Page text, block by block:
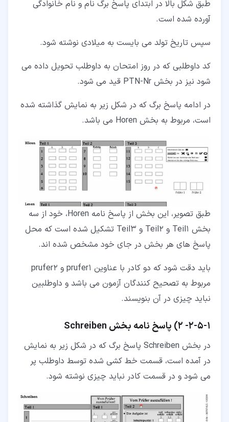
طبق شکل بالا در ابتدای پاسخ برگ نام و نام خانوادگی
آورده شده است.
سپس تاریخ تولد می بایست به میلادی نوشته شود.
کد داوطلبی که در روز امتحان به داوطلب تحویل داده می
شود نیز در بخش PTN-Nr قید می شود.
در ادامه پاسخ برگ که در شکل زیر به نمایش گذاشته شده
است، مربوط به بخش Horen می باشد.
طبق تصویر، این بخش از پاسخ نامه Horen، خود از سه
بخش Teil1 و Teil2 و Teil3 تشکیل شده است که محل
پاسخ های هر بخش در جای خود مشخص شده اند.
باید دقت شود که دو کادر با عناوین prufer1 و prufer2
مربوط به تصحیح کنندگان آزمون می باشد و داوطلبین
نباید چیزی در آن بنویسند.
۱‏-‏۵‏-‏۲‏- 2) پاسخ نامه بخش Schreiben
در بخش Schreiben پاسخ برگ که در شکل زیر به نمایش
در آمده است، قسمت خط کشی شده توسط داوطلب پر
می شود و در قسمت کادر نباید چیزی نوشته شود.